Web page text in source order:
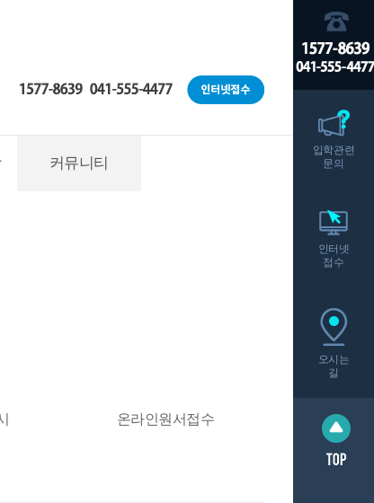
입학관련
문의
인터넷
접수
오시는
길
커뮤니티
온라인원서접수